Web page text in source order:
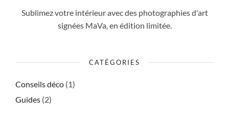
Sublimez votre intérieur avec des photographies d'art
signées MaVa, en édition limitée.
CATÉGORIES
Conseils déco (1)
Guides (2)